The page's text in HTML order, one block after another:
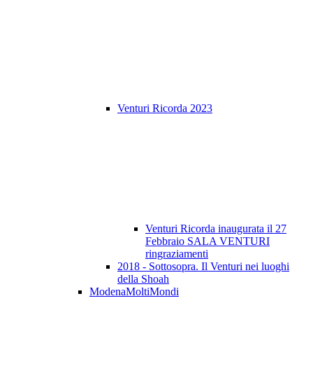
Venturi Ricorda 2023
Venturi Ricorda inaugurata il 27
Febbraio SALA VENTURI
ringraziamenti
2018 - Sottosopra. Il Venturi nei luoghi
della Shoah
ModenaMoltiMondi